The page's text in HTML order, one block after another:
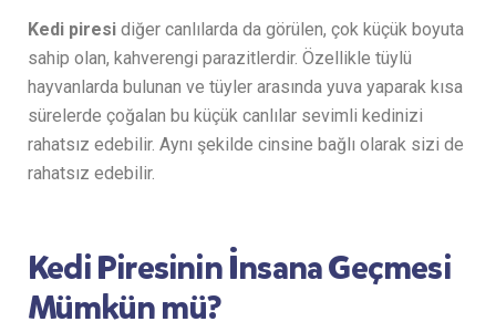
Kedi piresi diğer canlılarda da görülen, çok küçük boyuta
sahip olan, kahverengi parazitlerdir. Özellikle tüylü
hayvanlarda bulunan ve tüyler arasında yuva yaparak kısa
sürelerde çoğalan bu küçük canlılar sevimli kedinizi
rahatsız edebilir. Aynı şekilde cinsine bağlı olarak sizi de
rahatsız edebilir.
Kedi Piresinin İnsana Geçmesi
Mümkün mü?